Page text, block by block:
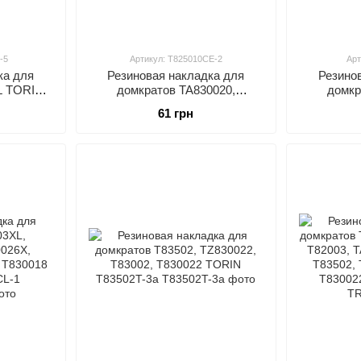
5
для
TORIN
Артикул: T825010CE-2
Резиновая нaклaдкa для
дoмкpaтов TA830020,
T825010CE-2
61 грн